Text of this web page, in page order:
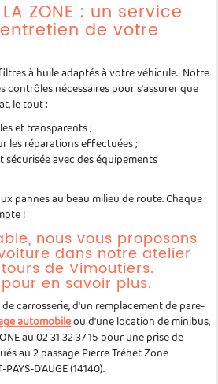
LA ZONE : un service
de votre
à huile adaptés à votre véhicule. Notre
nécessaires pour s'assurer que
le tout :
et transparents ;
les réparations effectuées ;
sécurisée avec des équipements
pannes au beau milieu de route. Chaque
!
nous vous proposons
dans notre atelier
de Vimoutiers.
en savoir plus.
carrosserie, d'un remplacement de pare-
automobileou d'une location de minibus,
au 02 31 32 37 15 pour une prise de
au 2 passage Pierre Tréhet Zone
D'AUGE (14140).